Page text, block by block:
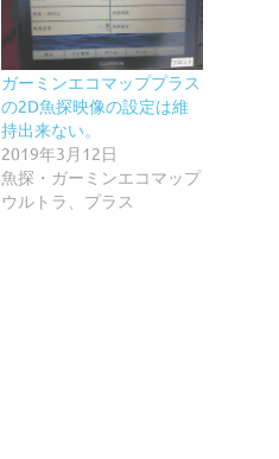
ガーミンエコマッププラス
の2D魚探映像の設定は維
持出来ない。
2019年3月12日
魚探・ガーミンエコマップ
ウルトラ、プラス